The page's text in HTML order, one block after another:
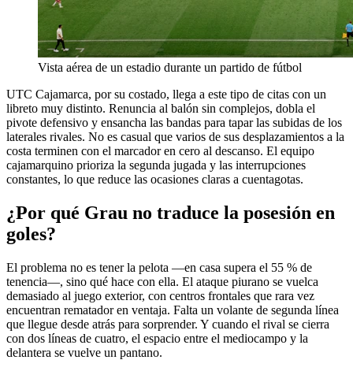
Vista aérea de un estadio durante un partido de fútbol
UTC Cajamarca, por su costado, llega a este tipo de citas con un
libreto muy distinto. Renuncia al balón sin complejos, dobla el
pivote defensivo y ensancha las bandas para tapar las subidas de los
laterales rivales. No es casual que varios de sus desplazamientos a la
costa terminen con el marcador en cero al descanso. El equipo
cajamarquino prioriza la segunda jugada y las interrupciones
constantes, lo que reduce las ocasiones claras a cuentagotas.
¿Por qué Grau no traduce la posesión en
goles?
El problema no es tener la pelota —en casa supera el 55 % de
tenencia—, sino qué hace con ella. El ataque piurano se vuelca
demasiado al juego exterior, con centros frontales que rara vez
encuentran rematador en ventaja. Falta un volante de segunda línea
que llegue desde atrás para sorprender. Y cuando el rival se cierra
con dos líneas de cuatro, el espacio entre el mediocampo y la
delantera se vuelve un pantano.